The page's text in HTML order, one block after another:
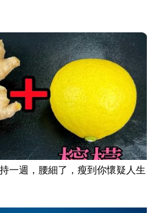
一週，腰細了，瘦到你懷疑人生